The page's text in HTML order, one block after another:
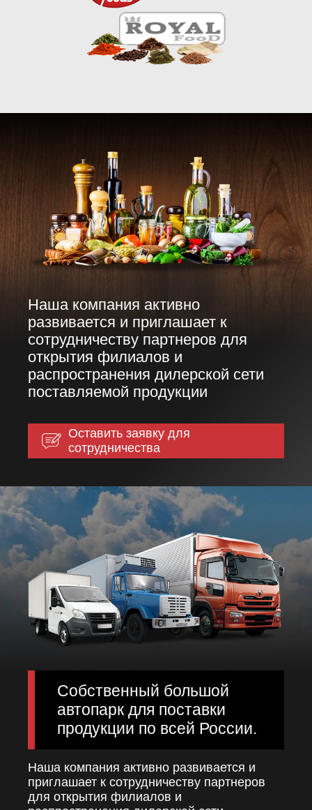
Наша компания активно
развивается и приглашает к
сотрудничеству партнеров для
открытия филиалов и
распространения дилерской сети
поставляемой продукции
Оставить заявку для
сотрудничества
Собственный большой
автопарк для поставки
продукции по всей России.
Наша компания активно развивается и
приглашает к сотрудничеству партнеров
для открытия филиалов и